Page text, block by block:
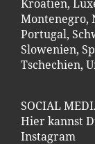
Kroatien,
Montenegro,
Portugal,
Slowenien,
Tschechien,
SOCIAL
Hier kannst
Instagram